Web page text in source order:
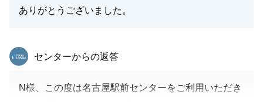
ありがとうございました。
東急リバブル
センターからの返答
N様、この度は名古屋駅前センターをご利用いただき